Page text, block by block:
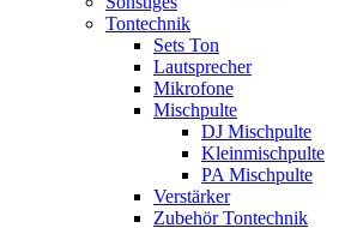
Tontechnik
Sets Ton
Lautsprecher
Mikrofone
Mischpulte
DJ Mischpulte
Kleinmischpulte
PA Mischpulte
Verstärker
Zubehör Tontechnik